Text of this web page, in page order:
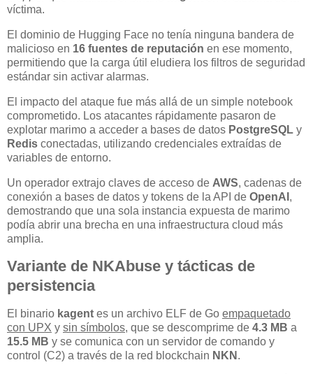
víctima.
El dominio de Hugging Face no tenía ninguna bandera de
malicioso en 16 fuentes de reputación en ese momento,
permitiendo que la carga útil eludiera los filtros de seguridad
estándar sin activar alarmas.
El impacto del ataque fue más allá de un simple notebook
comprometido. Los atacantes rápidamente pasaron de
explotar marimo a acceder a bases de datos PostgreSQL y
Redis conectadas, utilizando credenciales extraídas de
variables de entorno.
Un operador extrajo claves de acceso de AWS, cadenas de
conexión a bases de datos y tokens de la API de OpenAI ,
demostrando que una sola instancia expuesta de marimo
podía abrir una brecha en una infraestructura cloud más
amplia.
Variante de NKAbuse y tácticas de
persistencia
El binario kagent es un archivo ELF de Go empaquetado
con UPX y sin símbolos, que se descomprime de 4.3 MB a
15.5 MB y se comunica con un servidor de comando y
control (C2) a través de la red blockchain NKN .